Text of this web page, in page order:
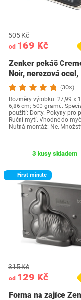
od 169 Kč
505 Kč
Zenker pekáč
Noir, nerezová ocel,
šedá/béžová, 28 x…
(30×)
Rozměry výrobku: 27,99 x
6,86 cm; 500 gramů.
použití: Dorty. Pokyny pro
Ruční mytí. Vhodné do
Nutná montáž: Ne.
3 kusy skladem
First minute
od 129 Kč
315 Kč
Forma na zajíce